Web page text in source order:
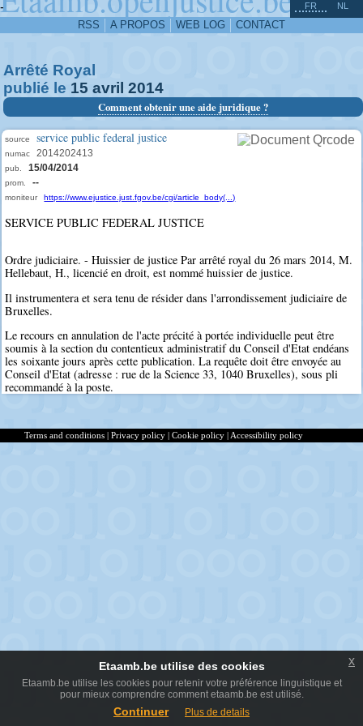
-
RSS A PROPOS WEB LOG CONTACT
FR NL
Arrêté Royal
publié le 15 avril 2014
Comment obtenir une aide juridique ?
source service public federal justice
numac 2014202413
pub. 15/04/2014
prom. --
moniteur https://www.ejustice.just.fgov.be/cgi/article_body(...)
SERVICE PUBLIC FEDERAL JUSTICE
Ordre judiciaire. - Huissier de justice Par arrêté royal du 26 mars 2014, M.
Hellebaut, H., licencié en droit, est nommé huissier de justice.
Il instrumentera et sera tenu de résider dans l'arrondissement judiciaire de
Bruxelles.
Le recours en annulation de l'acte précité à portée individuelle peut être
soumis à la section du contentieux administratif du Conseil d'Etat endéans
les soixante jours après cette publication. La requête doit être envoyée au
Conseil d'Etat (adresse : rue de la Science 33, 1040 Bruxelles), sous pli
recommandé à la poste.
^
Terms and conditions | Privacy policy | Cookie policy | Accessibility policy
Etaamb.be utilise des cookies
Etaamb.be utilise les cookies pour retenir votre préférence linguistique et
pour mieux comprendre comment etaamb.be est utilisé.
Continuer Plus de details
x